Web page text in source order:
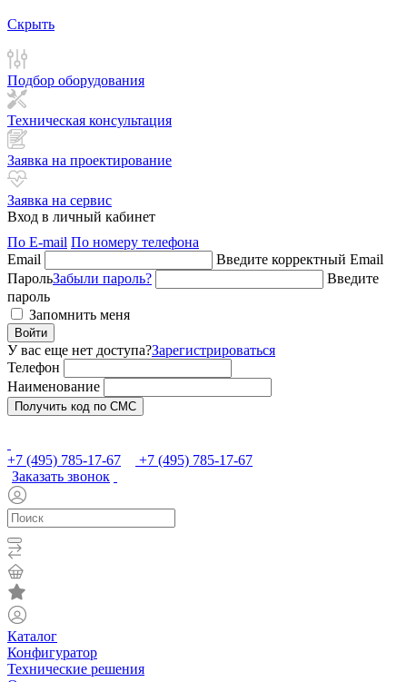
Скрыть
Подбор оборудования
Техническая консультация
Заявка на проектирование
Заявка на сервис
Вход в личный кабинет
По E-mail По номеру телефона
Email
Введите корректный Email
ПарольЗабыли пароль?
Введите
пароль
Запомнить меня
Войти
У вас еще нет доступа?Зарегистрироваться
Телефон
Наименование
Получить код по СМС
+7 (495) 785-17-67
+7 (495) 785-17-67
Заказать звонок
Каталог
Конфигуратор
Технические решения